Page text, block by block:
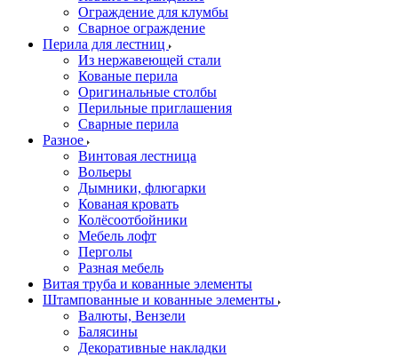
Ограждение для клумбы
Сварное ограждение
Перила для лестниц
Из нержавеющей стали
Кованые перила
Оригинальные столбы
Перильные приглашения
Сварные перила
Разное
Винтовая лестница
Вольеры
Дымники, флюгарки
Кованая кровать
Колёсоотбойники
Мебель лофт
Перголы
Разная мебель
Витая труба и кованные элементы
Штампованные и кованные элементы
Валюты, Вензели
Балясины
Декоративные накладки